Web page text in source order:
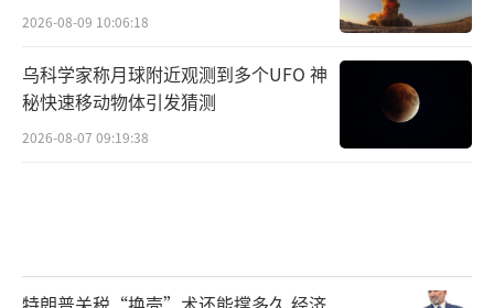
2026-08-09 10:06:18
乌科学家称月球附近观测到多个UFO 神
秘快速移动物体引发猜测
2026-08-07 09:19:38